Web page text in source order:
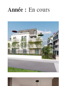
Année : En cours